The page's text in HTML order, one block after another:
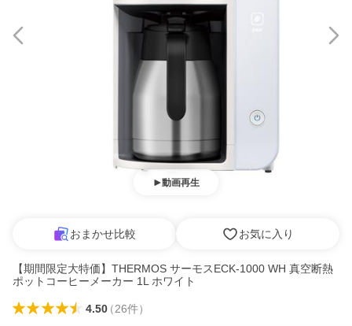
動画再生
おまかせ比較 お気に入り
【期間限定大特価】THERMOS サーモスECK-1000 WH 真空断熱
ポットコーヒーメーカー 1L ホワイト
4.50（26件）